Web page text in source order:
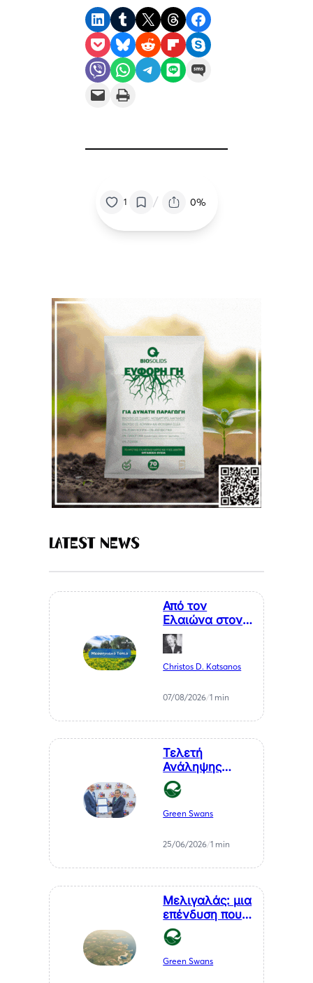
Share on LinkedIn Share on Tumblr Share on X Share on Threads
Share on Facebook
Share on Pocket
Share on Bluesky Share on Reddit Share on Flipboard
Share on Skype
Share on Viber
Share on WhatsApp Share on Telegram Share on LINE
Share on SMS
Email this Page
Print this Page
1 / 0%
Latest News
Από τον
Ελαιώνα στον
Επισκέπτη. Η
Κυκλική
Οικονομία ως
Κλειδί για το
Μεσσηνίας
Christos D. Katsanos
07/08/2026/1 min
Τελετή
Ανάληψης
Καθηκόντων
του Επίτιμου
Προξένου της
της Χιλής στη
Θεσσαλονίκη, κ.
Αθανάσιου
Green Swans
25/06/2026/1 min
Μελιγαλάς: μια
επένδυση που
μετατρέπει ένα
χρόνιο
πρόβλημα της
Μεσσηνίας σε
Green Swans